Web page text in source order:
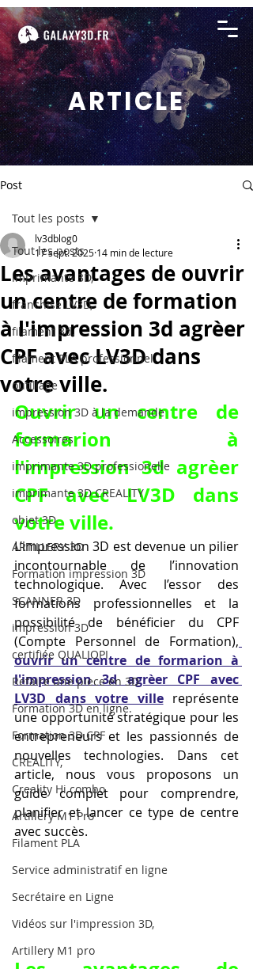
ARTICLE
Post
Tout les posts
imprimante 3D,
franchise LV3D,
filament 3d,
filament PLA professionnel
outillage
impression 3D à la demande
Accessoires
imprimante 3D professionelle
imprimante 3D CREALITY
objet 3D
ARTILLERY 3D
Formation impression 3D
SCANNER 3D
impression 3D
certifiée QUALIOPI
Refaire une piece en 3D
Formation 3D en ligne.
Formation 3D CPF
CREALITY,
Creality Hi combo
Artillery M1 Pro
Filament PLA
Service administratif en ligne
Secrétaire en Ligne
Vidéos sur l'impression 3D,
Artillery M1 pro
Tout les posts
Les avantages de ouvrir
un centre de formation
à l'impression 3d agrèer
CPF avec LV3D dans
votre ville.
lv3dblog0
17 sept. 2025 14 min de lecture
Ouvrir un centre de
formarion à
l'impression 3d agrèer
CPF avec LV3D dans
votre ville.
L’impression 3D est devenue un pilier
incontournable de l’innovation
technologique. Avec l’essor des
formations professionnelles et la
possibilité de bénéficier du CPF
(Compte Personnel de Formation),
ouvrir un centre de formarion à
l'impression 3d agrèer CPF avec
LV3D dans votre ville représente
une opportunité stratégique pour les
entrepreneurs et les passionnés de
nouvelles technologies. Dans cet
article, nous vous proposons un
guide complet pour comprendre,
planifier et lancer ce type de centre
avec succès.